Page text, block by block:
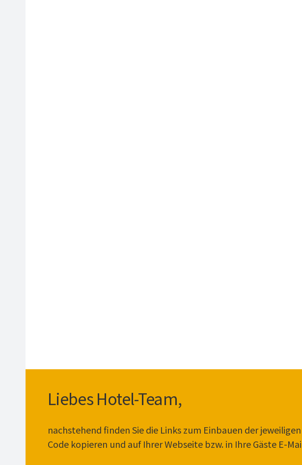
Liebes Hotel-Team,
nachstehend finden Sie die Links zum Einbauen der
Code kopieren und auf Ihrer Webseite bzw. in Ihre Gäste E-